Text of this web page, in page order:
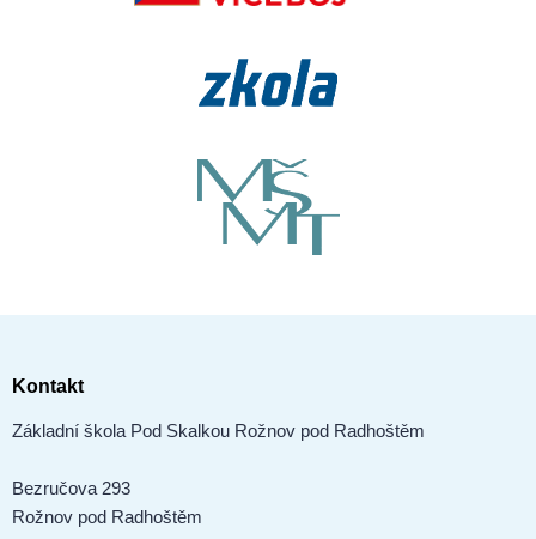
Kontakt
Základní škola Pod Skalkou Rožnov pod Radhoštěm
Bezručova 293
Rožnov pod Radhoštěm